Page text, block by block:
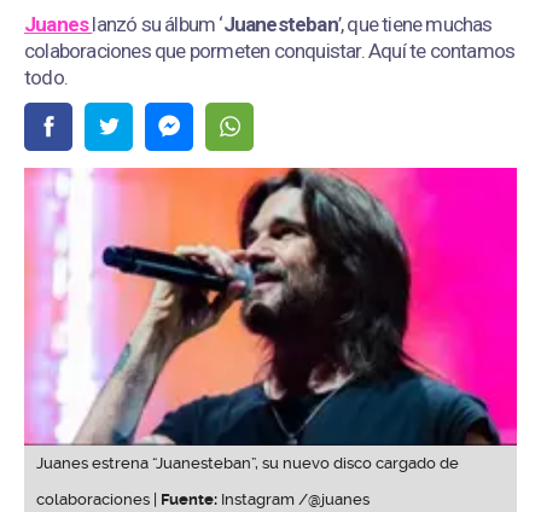
Juaneslanzó su álbum ‘Juanesteban’, que tiene muchas
colaboraciones que pormeten conquistar. Aquí te contamos
todo.
Juanes estrena “Juanesteban”, su nuevo disco cargado de
colaboraciones | Fuente: Instagram /@juanes